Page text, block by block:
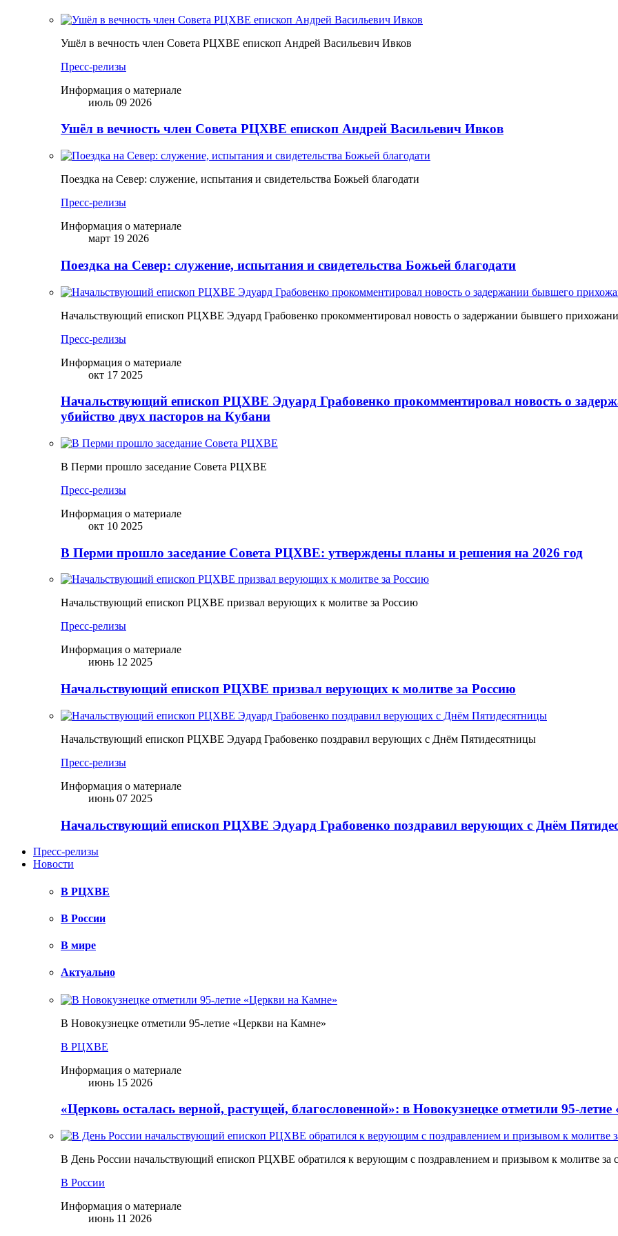
Ушёл в вечность член Совета РЦХВЕ епископ Андрей Васильевич Ивков
Пресс-релизы
Информация о материале
июль 09 2026
Ушёл в вечность член Совета РЦХВЕ епископ Андрей Васильевич Ивков
Поездка на Север: служение, испытания и свидетельства Божьей благодати
Пресс-релизы
Информация о материале
март 19 2026
Поездка на Север: служение, испытания и свидетельства Божьей благодати
Начальствующий епископ РЦХВЕ Эдуард Грабовенко прокомментировал новость о задержании бывшего
Пресс-релизы
Информация о материале
окт 17 2025
Начальствующий епископ РЦХВЕ Эдуард Грабовенко прокомментировал новость о
убийство двух пасторов на Кубани
В Перми прошло заседание Совета РЦХВЕ
Пресс-релизы
Информация о материале
окт 10 2025
В Перми прошло заседание Совета РЦХВЕ: утверждены планы и решения на 2026 год
Начальствующий епископ РЦХВЕ призвал верующих к молитве за Россию
Пресс-релизы
Информация о материале
июнь 12 2025
Начальствующий епископ РЦХВЕ призвал верующих к молитве за Россию
Начальствующий епископ РЦХВЕ Эдуард Грабовенко поздравил верующих с Днём Пятидесятницы
Пресс-релизы
Информация о материале
июнь 07 2025
Начальствующий епископ РЦХВЕ Эдуард Грабовенко поздравил верующих с Днём
Пресс-релизы
Новости
В РЦХВЕ
В России
В мире
Актуально
В Новокузнецке отметили 95-летие «Церкви на Камне»
В РЦХВЕ
Информация о материале
июнь 15 2026
«Церковь осталась верной, растущей, благословенной»: в Новокузнецке отметили 95-
В День России начальствующий епископ РЦХВЕ обратился к верующим с поздравлением и призывом к молитве за
В России
Информация о материале
июнь 11 2026